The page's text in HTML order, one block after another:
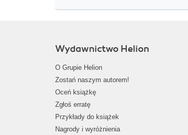
Wydawnictwo Helion
O Grupie Helion
Zostań naszym autorem!
Oceń książkę
Zgłoś erratę
Przykłady do książek
Nagrody i wyróżnienia